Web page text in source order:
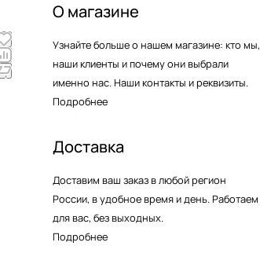
О магазине
Узнайте больше о нашем магазине: кто мы,
наши клиенты и почему они выбрали
именно нас. Наши контакты и реквизиты.
Подробнее
Доставка
Доставим ваш заказ в любой регион
России, в удобное время и день. Работаем
для вас, без выходных.
Подробнее